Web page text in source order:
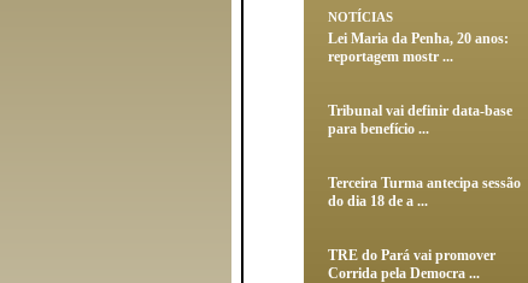
NOTÍCIAS
Lei Maria da Penha, 20 anos:
reportagem mostr ...
Tribunal vai definir data-base
para benefício ...
Terceira Turma antecipa sessão
do dia 18 de a ...
TRE do Pará vai promover
Corrida pela Democra ...